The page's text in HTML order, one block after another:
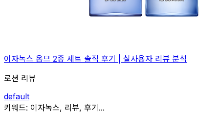
이자녹스 옴므 2종 세트 솔직 후기 | 실사용자 리뷰 분석
로션 리뷰
default
관련
키워드: 이자녹스, 리뷰, 후기...